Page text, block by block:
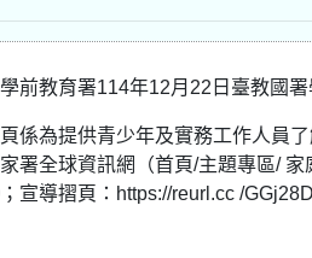
前教育署114年12月22日臺教國
係為提供青少年及實務工作人員
署全球資訊網（首頁/主題專區/ 家
宣導摺頁：https://reurl.cc /